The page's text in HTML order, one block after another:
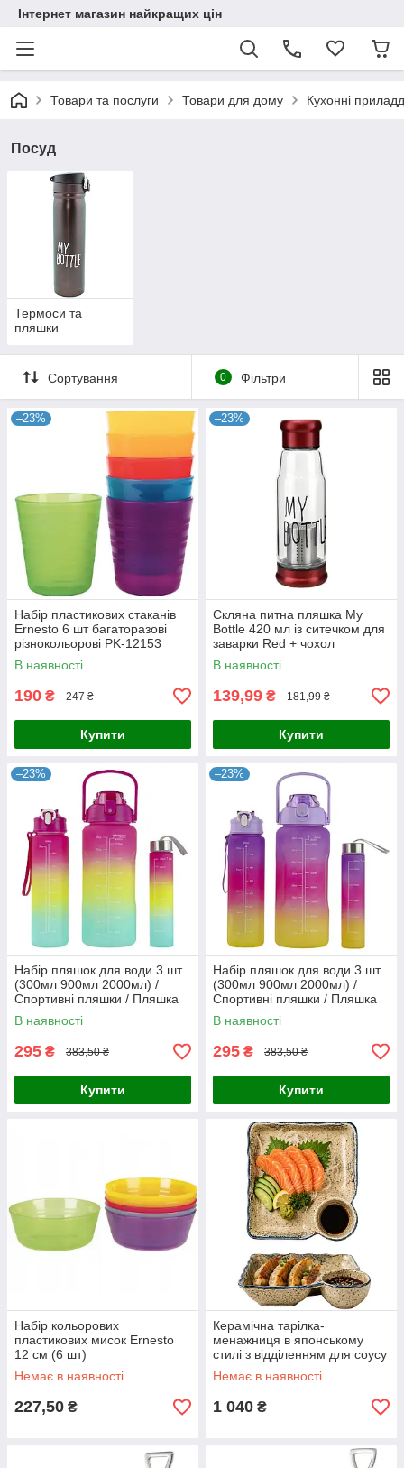
Інтернет магазин найкращих цін
Товари та послуги Товари для дому Кухонні
Посуд
Термоси та
пляшки
Сортування 0 Фільтри
–23%
Набір пластикових стаканів
Ernesto 6 шт багаторазові
різнокольорові PK-12153
В наявності
190 ₴ 247 ₴
Купити
–23%
Скляна питна пляшка My
Bottle 420 мл із ситечком для
заварки Red + чохол
В наявності
139,99 ₴ 181,99 ₴
Купити
–23%
Набір пляшок для води 3 шт
(300мл 900мл 2000мл) /
Спортивні пляшки / Пляшка
для води Magenta (9045)
В наявності
295 ₴ 383,50 ₴
Купити
–23%
Набір пляшок для води 3 шт
(300мл 900мл 2000мл) /
Спортивні пляшки / Пляшка
для води Purple (9045)
В наявності
295 ₴ 383,50 ₴
Купити
Набір кольорових
пластикових мисок Ernesto
12 см (6 шт)
Немає в наявності
227,50 ₴
Керамічна тарілка-
менажниця в японському
стилі з відділенням для соусу
JB-18 Fish
Немає в наявності
1 040 ₴